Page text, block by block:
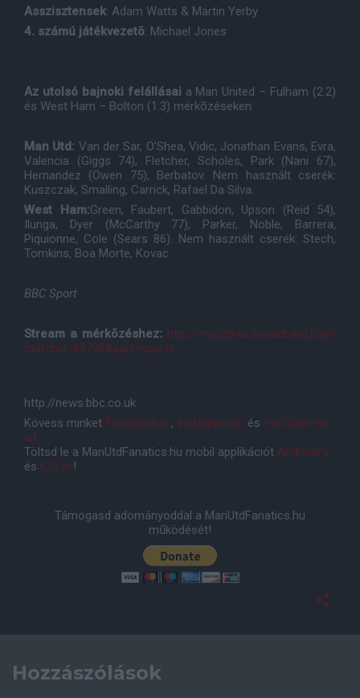
Asszisztensek: Adam Watts & Martin Yerby
4. számú játékvezetõ: Michael Jones
Az utolsó bajnoki felállásai a Man United – Fulham (2:2)
és West Ham – Bolton (1:3) mérkõzéseken:
Man Utd: Van der Sar, O'Shea, Vidic, Jonathan Evans, Evra,
Valencia (Giggs 74), Fletcher, Scholes, Park (Nani 67),
Hernandez (Owen 75), Berbatov. Nem használt cserék:
Kuszczak, Smalling, Carrick, Rafael Da Silva.
West Ham:Green, Faubert, Gabbidon, Upson (Reid 54),
Ilunga, Dyer (McCarthy 77), Parker, Noble, Barrera,
Piquionne, Cole (Sears 86). Nem használt cserék: Stech,
Tomkins, Boa Morte, Kovac.
BBC Sport
Stream a mérkõzéshez: http://myp2p.eu/broadcast.php?
matchid=83728&part=sports
http://news.bbc.co.uk
Kövess minket Facebookon, Instagramon és YouTube-on
is!
Töltsd le a ManUtdFanatics.hu mobil applikációt Androidra
és iOS-re!
Támogasd adományoddal a ManUtdFanatics.hu
működését!
Hozzászólások